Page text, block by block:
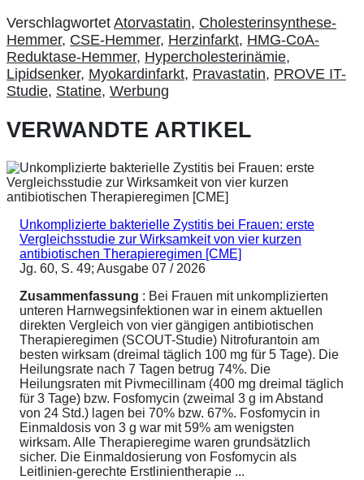
Verschlagwortet Atorvastatin, Cholesterinsynthese-
Hemmer, CSE-Hemmer, Herzinfarkt, HMG-CoA-
Reduktase-Hemmer, Hypercholesterinämie,
Lipidsenker, Myokardinfarkt, Pravastatin, PROVE IT-
Studie, Statine, Werbung
VERWANDTE ARTIKEL
Unkomplizierte bakterielle Zystitis bei Frauen: erste
Vergleichsstudie zur Wirksamkeit von vier kurzen
antibiotischen Therapieregimen [CME]
Jg. 60, S. 49; Ausgabe 07 / 2026
Zusammenfassung : Bei Frauen mit unkomplizierten
unteren Harnwegsinfektionen war in einem aktuellen
direkten Vergleich von vier gängigen antibiotischen
Therapieregimen (SCOUT-Studie) Nitrofurantoin am
besten wirksam (dreimal täglich 100 mg für 5 Tage). Die
Heilungsrate nach 7 Tagen betrug 74%. Die
Heilungsraten mit Pivmecillinam (400 mg dreimal täglich
für 3 Tage) bzw. Fosfomycin (zweimal 3 g im Abstand
von 24 Std.) lagen bei 70% bzw. 67%. Fosfomycin in
Einmaldosis von 3 g war mit 59% am wenigsten
wirksam. Alle Therapieregime waren grundsätzlich
sicher. Die Einmaldosierung von Fosfomycin als
Leitlinien-gerechte Erstlinientherapie ...